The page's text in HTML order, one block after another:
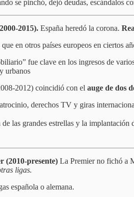
se pinchó, dejó deudas, escándalos
2015). España heredó la corona.
en otros países europeos en ciertos
fue clave en los ingresos de
urbanos
2012) coincidió con el auge de dos
derechos TV y giras
las grandes estrellas y la
(2010-presente) La Premier no fichó a
ligas.
española o alemana.